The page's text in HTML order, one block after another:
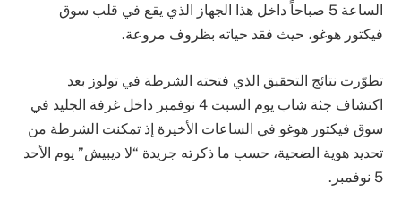
الساعة 5 صباحاً داخل هذا الجهاز الذي يقع في قلب سوق
فيكتور هوغو، حيث فقد حياته بظروف مروعة.
تطوّرت نتائج التحقيق الذي فتحته الشرطة في تولوز بعد
اكتشاف جثة شاب يوم السبت 4 نوفمبر داخل غرفة الجليد في
سوق فيكتور هوغو في الساعات الأخيرة إذ تمكنت الشرطة من
تحديد هوية الضحية، حسب ما ذكرته جريدة “لا ديبيش” يوم الأحد
5 نوفمبر.